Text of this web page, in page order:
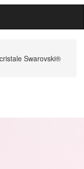
Swarovski®